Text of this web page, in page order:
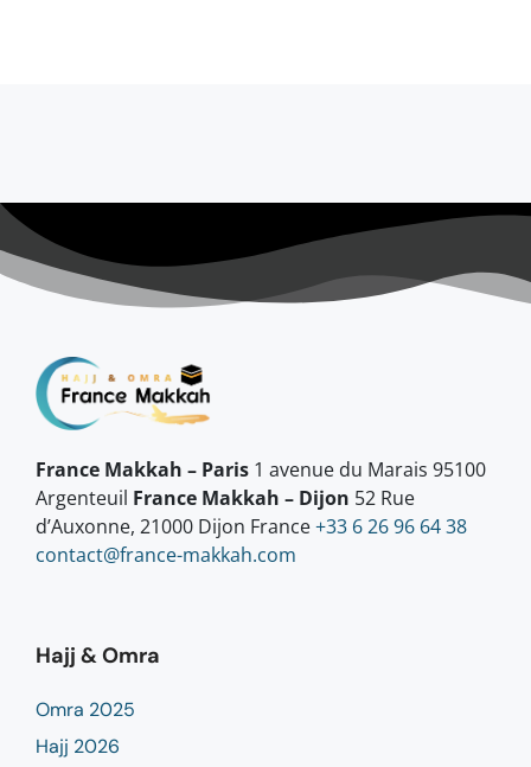
France Makkah – Paris 1 avenue du Marais 95100
Argenteuil France Makkah – Dijon 52 Rue
d’Auxonne, 21000 Dijon France+33 6 26 96 64 38
contact@france-makkah.com
Hajj & Omra
Omra 2025
Hajj 2026